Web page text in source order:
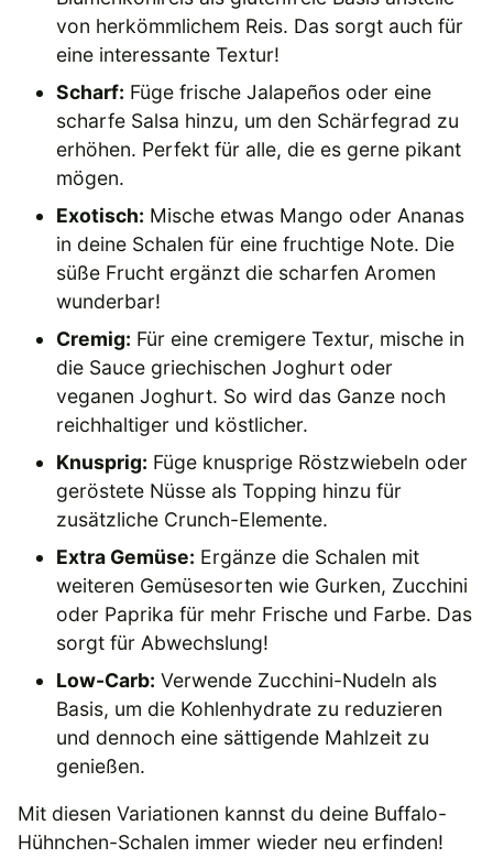
von herkömmlichem Reis. Das sorgt auch für
eine interessante Textur!
Scharf: Füge frische Jalapeños oder eine
scharfe Salsa hinzu, um den Schärfegrad zu
erhöhen. Perfekt für alle, die es gerne pikant
mögen.
Exotisch: Mische etwas Mango oder Ananas
in deine Schalen für eine fruchtige Note. Die
süße Frucht ergänzt die scharfen Aromen
wunderbar!
Cremig: Für eine cremigere Textur, mische in
die Sauce griechischen Joghurt oder
veganen Joghurt. So wird das Ganze noch
reichhaltiger und köstlicher.
Knusprig: Füge knusprige Röstzwiebeln oder
geröstete Nüsse als Topping hinzu für
zusätzliche Crunch-Elemente.
Extra Gemüse: Ergänze die Schalen mit
weiteren Gemüsesorten wie Gurken, Zucchini
oder Paprika für mehr Frische und Farbe. Das
sorgt für Abwechslung!
Low-Carb: Verwende Zucchini-Nudeln als
Basis, um die Kohlenhydrate zu reduzieren
und dennoch eine sättigende Mahlzeit zu
genießen.
Mit diesen Variationen kannst du deine Buffalo-
Hühnchen-Schalen immer wieder neu erfinden!